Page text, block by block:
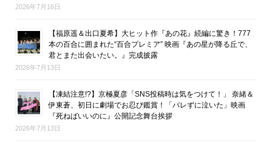
2026年7月16日
【福原遥＆出口夏希】大ヒット作『あの花』続編に驚き！777
本の百合に囲まれた“百合プレミア” 映画『あの星が降る丘で、
君とまた出会いたい。』完成披露
2026年7月13日
【凍結注意!?】京極夏彦「SNS投稿時は気をつけて！」 奈緒＆
伊東蒼、初日に劇場でお忍び鑑賞！「バレずに泣いた」映画
『死ねばいいのに』公開記念舞台挨拶
2026年7月13日